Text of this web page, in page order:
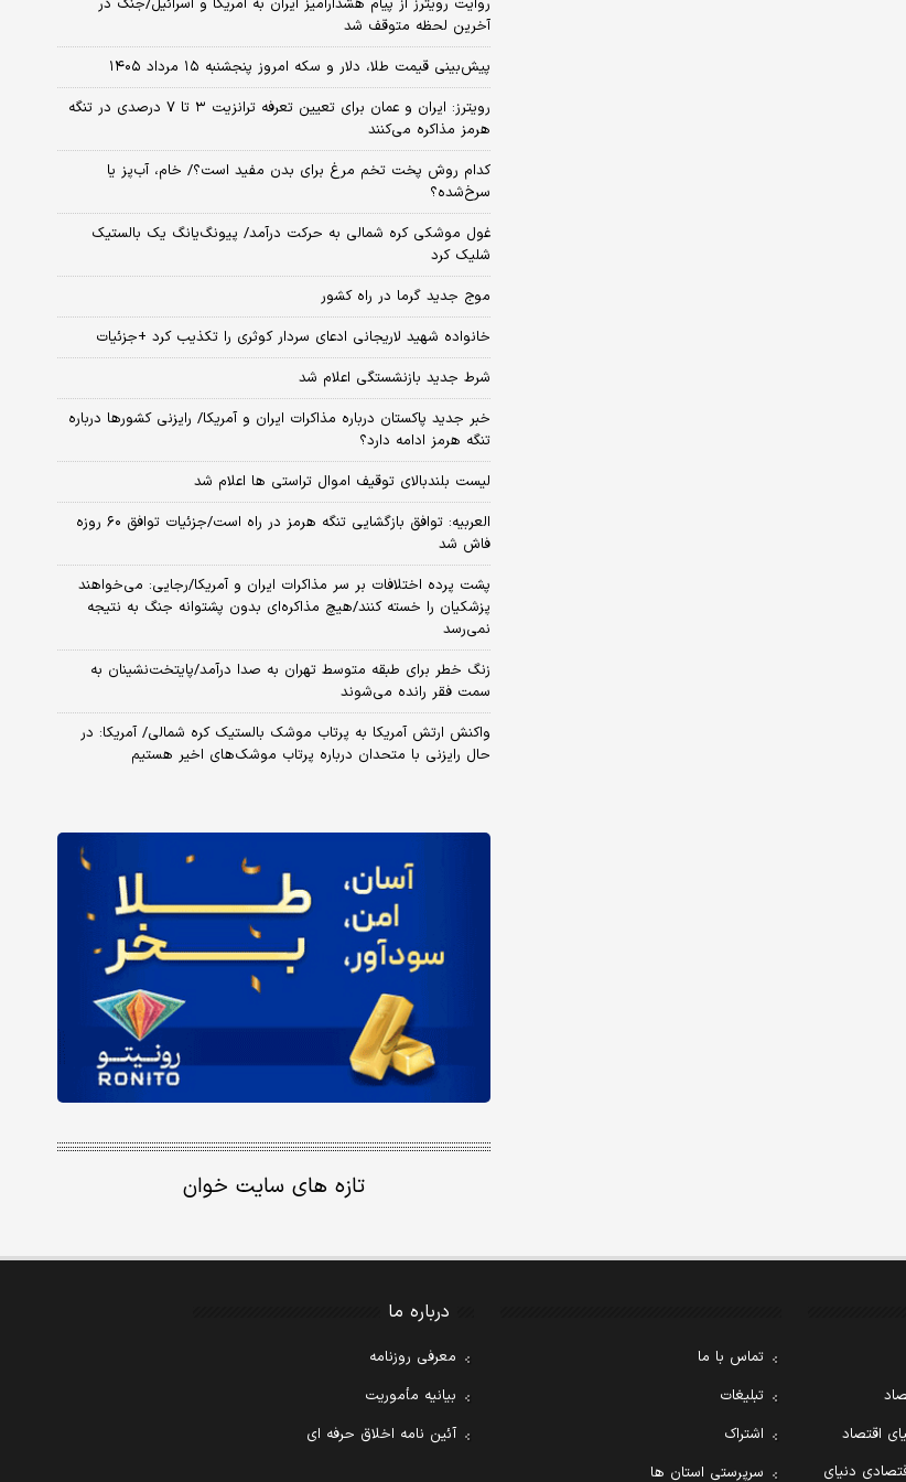
آخرین لحظه متوقف شد
پیش‌بینی قیمت طلا، دلار و سکه امروز پنجشنبه ۱۵ مرداد ۱۴۰۵
رویترز: ایران و عمان برای تعیین تعرفه ترانزیت ۳ تا ۷ درصدی در تنگه
هرمز مذاکره می‌کنند
کدام روش پخت تخم مرغ برای بدن مفید است؟/ خام، آب‌پز یا
سرخ‌شده؟
غول موشکی کره شمالی به حرکت درآمد/ پیونگ‌یانگ یک بالستیک
شلیک کرد
موج جدید گرما در راه کشور
خانواده شهید لاریجانی ادعای سردار کوثری را تکذیب کرد +جزئیات
شرط جدید بازنشستگی اعلام شد
خبر جدید پاکستان درباره مذاکرات ایران و آمریکا/ رایزنی کشورها درباره
تنگه هرمز ادامه دارد؟
لیست بلندبالای توقیف اموال تراستی ها اعلام شد
العربیه: توافق بازگشایی تنگه هرمز در راه است/جزئیات توافق ۶۰ روزه
فاش شد
پشت پرده اختلافات بر سر مذاکرات ایران و آمریکا/رجایی: می‌خواهند
پزشکیان را خسته کنند/هیچ مذاکره‌ای بدون پشتوانه جنگ به نتیجه
نمی‌رسد
زنگ خطر برای طبقه متوسط تهران به صدا درآمد/پایتخت‌نشینان به
سمت فقر رانده می‌شوند
واکنش ارتش آمریکا به پرتاب موشک بالستیک کره شمالی/ آمریکا: در
حال رایزنی با متحدان درباره پرتاب موشک‌های اخیر هستیم
تازه های سایت خوان
اقتصاد
دنیای
تماس با ما
تبلیغات
اشتراک
سرپرستی استان ها
درباره ما
معرفی روزنامه
بیانیه مأموریت
آئین نامه اخلاق حرفه ای